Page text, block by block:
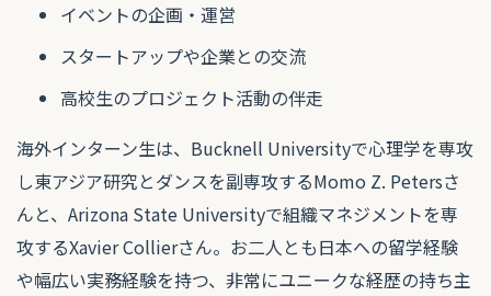
イベントの企画・運営
スタートアップや企業との交流
高校生のプロジェクト活動の伴走
海外インターン生は、Bucknell Universityで心理学を専攻
し東アジア研究とダンスを副専攻するMomo Z. Petersさ
んと、Arizona State Universityで組織マネジメントを専
攻するXavier Collierさん。お二人とも日本への留学経験
や幅広い実務経験を持つ、非常にユニークな経歴の持ち主